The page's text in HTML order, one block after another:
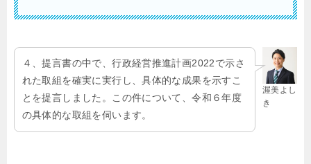
渥美よし
き
４、提言書の中で、行政経営推進計画2022で示さ
れた取組を確実に実行し、具体的な成果を示すこ
とを提言しました。この件について、令和６年度
の具体的な取組を伺います。